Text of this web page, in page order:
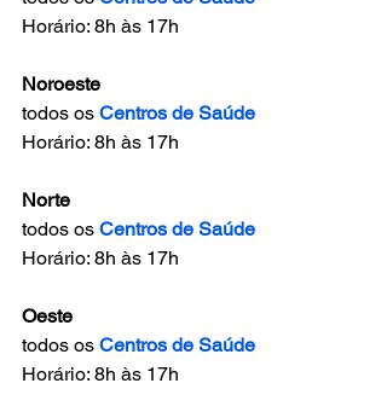
Horário: 8h às 17h
Noroeste
todos os Centros de Saúde
Horário: 8h às 17h
Norte
todos os Centros de Saúde
Horário: 8h às 17h
Oeste
todos os Centros de Saúde
Horário: 8h às 17h